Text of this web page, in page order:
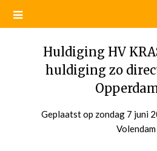
Huldiging HV
huldiging zo
Geplaatst op zondag 7 juni
Volendam